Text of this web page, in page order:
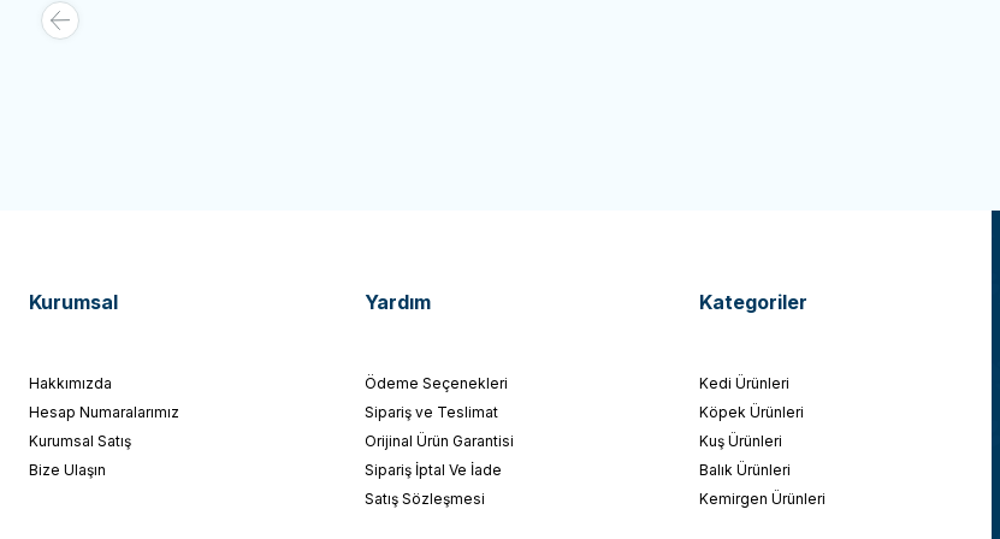
214,65
Kurumsal
Hakkımızda
Hesap Numaralarımız
Kurumsal Satış
Bize Ulaşın
Yardım
Ödeme Seçenekleri
Sipariş ve Teslimat
Orijinal Ürün Garantisi
Sipariş İptal Ve İade
Satış Sözleşmesi
Kategoriler
Kedi Ürünleri
Köpek Ürünleri
Kuş Ürünleri
Balık Ürünleri
Kemirgen Ürünleri